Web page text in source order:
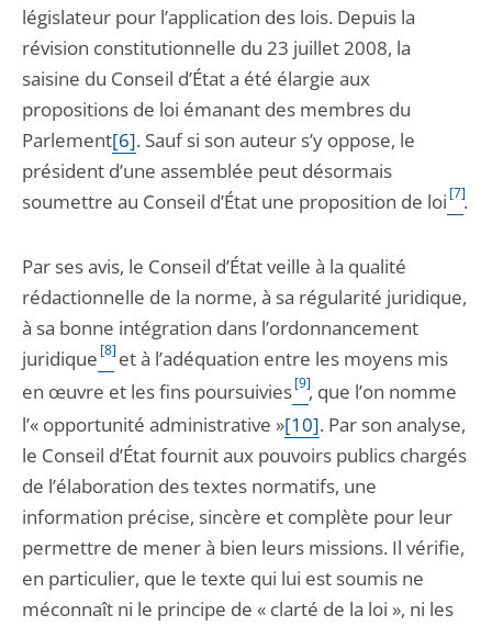
législateur pour l’application des lois. Depuis la
révision constitutionnelle du 23 juillet 2008, la
saisine du Conseil d’État a été élargie aux
propositions de loi émanant des membres du
Parlement[6]. Sauf si son auteur s’y oppose, le
président d’une assemblée peut désormais
soumettre au Conseil d’État une proposition de loi [7].
Par ses avis, le Conseil d’État veille à la qualité
rédactionnelle de la norme, à sa régularité juridique,
à sa bonne intégration dans l’ordonnancement
juridique [8]et à l’adéquation entre les moyens mis
en œuvre et les fins poursuivies[9], que l’on nomme
l’« opportunité administrative »[10]. Par son analyse,
le Conseil d’État fournit aux pouvoirs publics chargés
de l’élaboration des textes normatifs, une
information précise, sincère et complète pour leur
permettre de mener à bien leurs missions. Il vérifie,
en particulier, que le texte qui lui est soumis ne
méconnaît ni le principe de « clarté de la loi », ni les